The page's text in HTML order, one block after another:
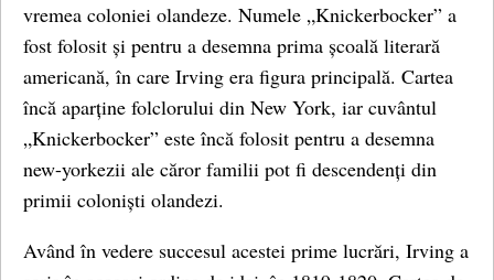
vremea coloniei olandeze. Numele „Knickerbocker” a
fost folosit și pentru a desemna prima școală literară
americană, în care Irving era figura principală. Cartea
încă aparține folclorului din New York, iar cuvântul
„Knickerbocker” este încă folosit pentru a desemna
new-yorkezii ale căror familii pot fi descendenți din
primii coloniști olandezi.
Având în vedere succesul acestei prime lucrări, Irving a